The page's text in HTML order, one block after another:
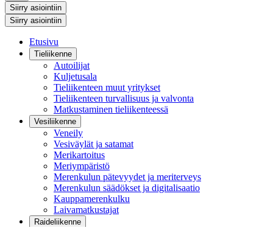
Siirry asiointiin
Siirry asiointiin
Etusivu
Tieliikenne
Autoilijat
Kuljetusala
Tieliikenteen muut yritykset
Tieliikenteen turvallisuus ja valvonta
Matkustaminen tieliikenteessä
Vesiliikenne
Veneily
Vesiväylät ja satamat
Merikartoitus
Meriympäristö
Merenkulun pätevyydet ja meriterveys
Merenkulun säädökset ja digitalisaatio
Kauppamerenkulku
Laivamatkustajat
Raideliikenne